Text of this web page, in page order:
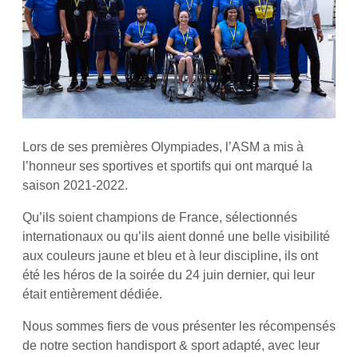
Lors de ses premières Olympiades, l’ASM a mis à
l’honneur ses sportives et sportifs qui ont marqué la
saison 2021-2022.
Qu’ils soient champions de France, sélectionnés
internationaux ou qu’ils aient donné une belle visibilité
aux couleurs jaune et bleu et à leur discipline, ils ont
été les héros de la soirée du 24 juin dernier, qui leur
était entièrement dédiée.
Nous sommes fiers de vous présenter les récompensés
de notre section handisport & sport adapté, avec leur